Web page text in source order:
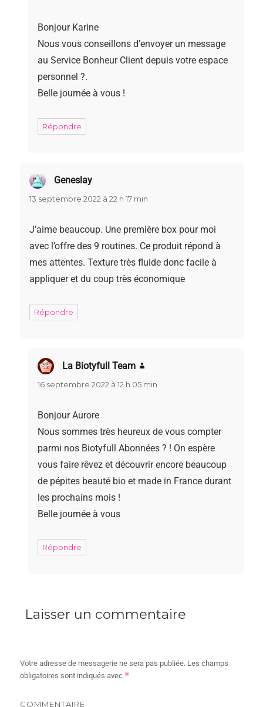
Bonjour Karine
Nous vous conseillons d’envoyer un message
au Service Bonheur Client depuis votre espace
personnel ?.
Belle journée à vous !
Répondre
Geneslay
13 septembre 2022 à 22 h 17 min
J’aime beaucoup. Une première box pour moi
avec l’offre des 9 routines. Ce produit répond à
mes attentes. Texture très fluide donc facile à
appliquer et du coup très économique
Répondre
La Biotyfull Team
16 septembre 2022 à 12 h 05 min
Bonjour Aurore
Nous sommes très heureux de vous compter
parmi nos Biotyfull Abonnées ? ! On espère
vous faire rêvez et découvrir encore beaucoup
de pépites beauté bio et made in France durant
les prochains mois !
Belle journée à vous
Répondre
Laisser un commentaire
Votre adresse de messagerie ne sera pas publiée. Les champs
obligatoires sont indiqués avec *
COMMENTAIRE